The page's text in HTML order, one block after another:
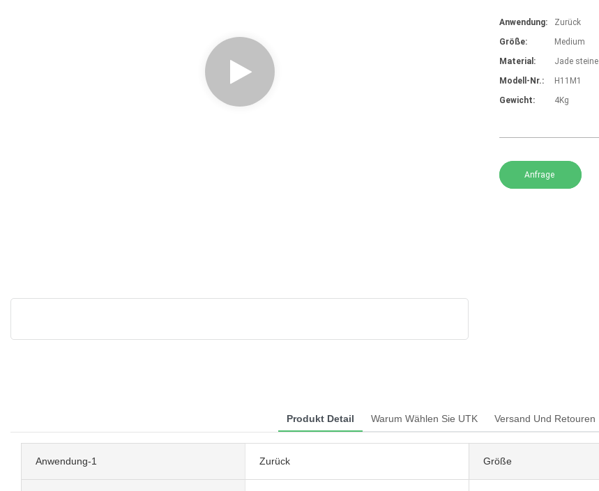
Anwendung:
Zurück
Größe:
Medium
Material:
Jade steine
Modell-Nr.:
H11M1
Gewicht:
4Kg
Anfrage
Produkt Detail Warum Wählen Sie UTK Versand Und Retouren
Anwendung-1 Zurück Größe